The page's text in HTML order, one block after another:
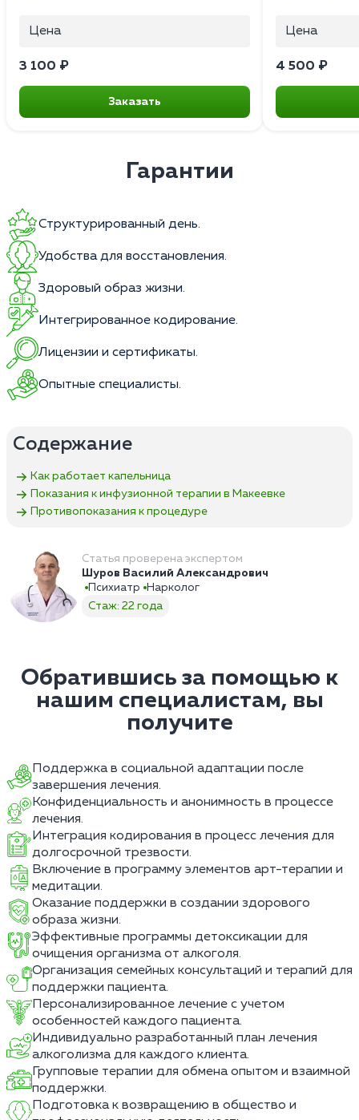
Цена
3 100 ₽
Заказать
Цена
4 500 ₽
Гарантии
Структурированный день.
Удобства для восстановления.
Здоровый образ жизни.
Интегрированное кодирование.
Лицензии и сертификаты.
Опытные специалисты.
Содержание
Как работает капельница
Показания к инфузионной терапии в Макеевке
Противопоказания к процедуре
Статья проверена экспертом
Шуров Василий Александрович
Психиатр
Нарколог
Стаж: 22 года
Обратившись за помощью к
нашим специалистам, вы
получите
Поддержка в социальной адаптации после
завершения лечения.
Конфиденциальность и анонимность в процессе
лечения.
Интеграция кодирования в процесс лечения для
долгосрочной трезвости.
Включение в программу элементов арт-терапии и
медитации.
Оказание поддержки в создании здорового
образа жизни.
Эффективные программы детоксикации для
очищения организма от алкоголя.
Организация семейных консультаций и терапий для
поддержки пациента.
Персонализированное лечение с учетом
особенностей каждого пациента.
Индивидуально разработанный план лечения
алкоголизма для каждого клиента.
Групповые терапии для обмена опытом и взаимной
поддержки.
Подготовка к возвращению в общество и